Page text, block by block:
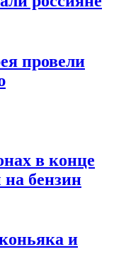
провели
в конце
бензин
и